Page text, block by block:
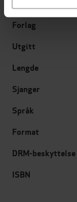
Forlag
Utgitt
Lengde
Sjanger
Språk
Format
DRM-beskyttelse
ISBN